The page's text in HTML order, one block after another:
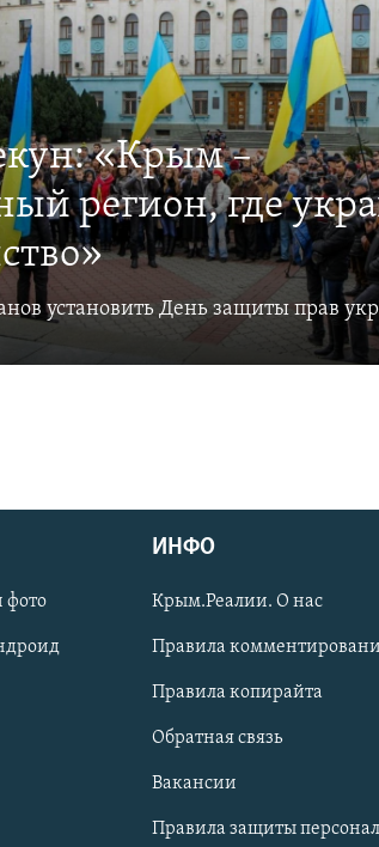
«Крым –
регион, где
установить День защиты прав
фото
ИНФО
Крым.Реалии. О нас
Правила
Правила копирайта
Обратная связь
Вакансии
Правила защиты